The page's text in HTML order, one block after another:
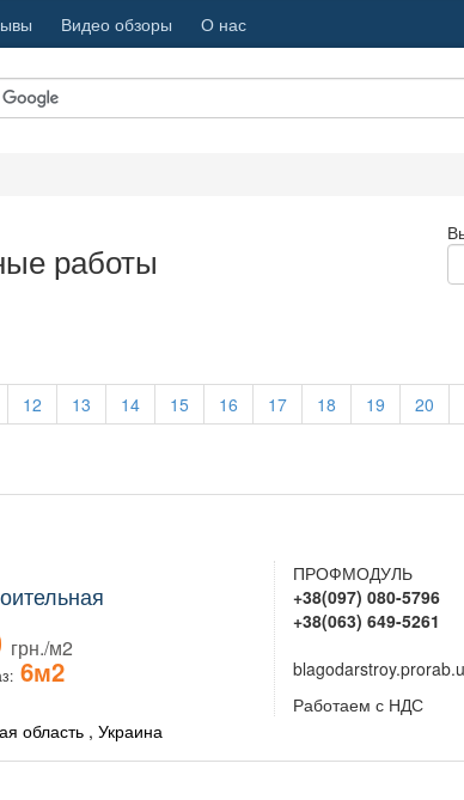
Видео обзоры О нас
работы
12 13 14 15 16 17 18 19
20
грн./м2
6м2
область , Украина
ПРОФМОДУЛЬ
+38(097) 080-5796
+38(063) 649-5261
Работаем с НДС